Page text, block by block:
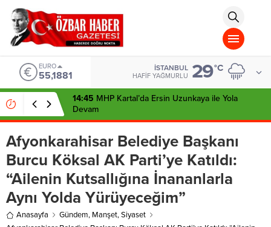
islami
chat
omegla
türk
sohbet
cinsel
sohbet
dini
chat
EURO
55,1881
İSTANBUL
HAFIF YAĞMURLU 29°C
14:45 MHP Kartal’da Ersin Uzunkaya ile Yola
Devam
Afyonkarahisar Belediye Başkanı
Burcu Köksal AK Parti’ye Katıldı:
“Ailenin Kutsallığına İnananlarla
Aynı Yolda Yürüyeceğim”
Anasayfa Gündem, Manşet,Siyaset